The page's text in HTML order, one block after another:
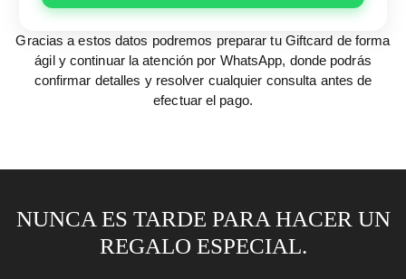
Gracias a estos datos podremos preparar tu Giftcard de forma
ágil y continuar la atención por WhatsApp, donde podrás
confirmar detalles y resolver cualquier consulta antes de
efectuar el pago.
NUNCA ES TARDE PARA HACER UN
REGALO ESPECIAL.